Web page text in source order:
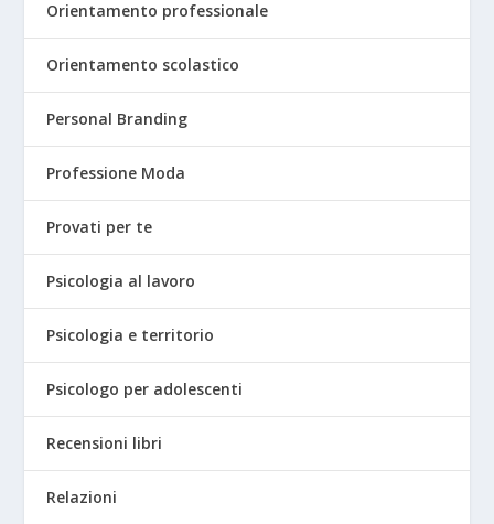
Orientamento professionale
Orientamento scolastico
Personal Branding
Professione Moda
Provati per te
Psicologia al lavoro
Psicologia e territorio
Psicologo per adolescenti
Recensioni libri
Relazioni